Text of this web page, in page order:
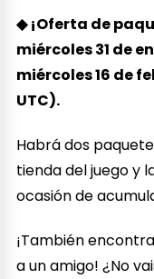
◆ ¡Oferta de
miércoles 31 de
miércoles 16 de
UTC).
Habrá dos
tienda del juego y
ocasión de
¡También
a un amigo! ¿No